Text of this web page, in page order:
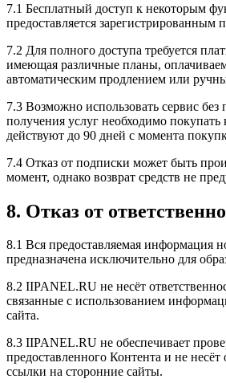
7.1 Бесплатный доступ к некоторым
предоставляется зарегистрированным
7.2 Для полного доступа требуется
имеющая различные планы,
автоматическим продлением или
7.3 Возможно использовать сервис без
получения услуг необходимо
действуют до 90 дней с момента
7.4 Отказ от подписки может быть
момент, однако возврат средств не
8. Отказ от
8.1 Вся предоставляемая информация
предназначена исключительно для
8.2 IIPANEL.RU не несёт
связанные с использованием
сайта.
8.3 IIPANEL.RU не обеспечивает
предоставленного Контента и не несёт
ссылки на сторонние сайты.